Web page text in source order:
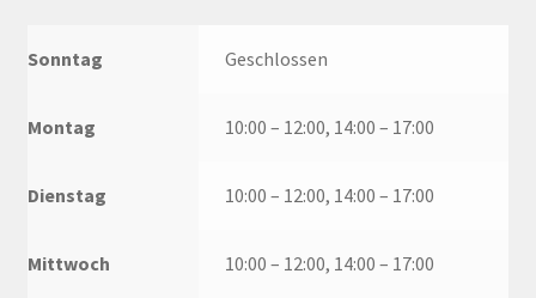
Sonntag Geschlossen
Montag 10:00 – 12:00, 14:00 – 17:00
Dienstag 10:00 – 12:00, 14:00 – 17:00
Mittwoch 10:00 – 12:00, 14:00 – 17:00